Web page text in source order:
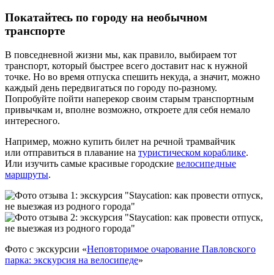
Покатайтесь по городу на необычном
транспорте
В повседневной жизни мы, как правило, выбираем тот
транспорт, который быстрее всего доставит нас к нужной
точке. Но во время отпуска спешить некуда, а значит, можно
каждый день передвигаться по городу по‑разному.
Попробуйте пойти наперекор своим старым транспортным
привычкам и, вполне возможно, откроете для себя немало
интересного.
Например, можно купить билет на речной трамвайчик
или отправиться в плавание на туристическом кораблике.
Или изучить самые красивые городские велосипедные
маршруты.
Фото с экскурсии «Неповторимое очарование Павловского
парка: экскурсия на велосипеде»